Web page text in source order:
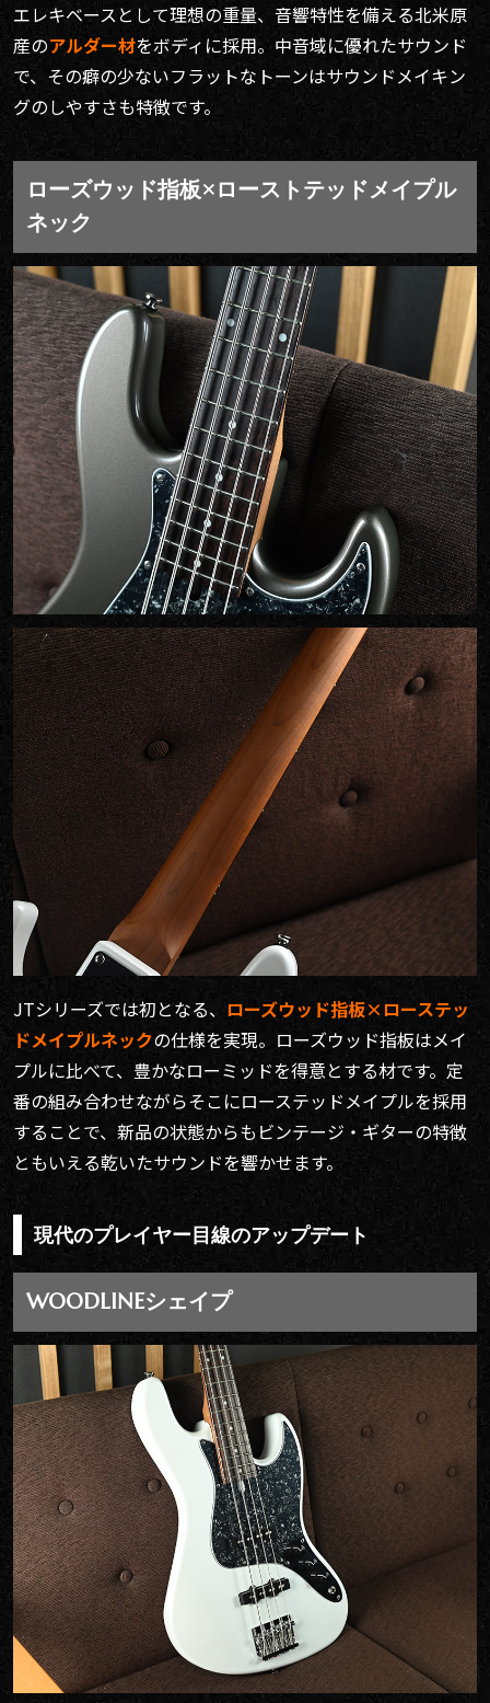
エレキベースとして理想の重量、音響特性を備える北米原
産のアルダー材をボディに採用。中音域に優れたサウンド
で、その癖の少ないフラットなトーンはサウンドメイキン
グのしやすさも特徴です。
ローズウッド指板×ローストテッドメイプル
ネック
JTシリーズでは初となる、 ローズウッド指板×ローステッ
ドメイプルネックの仕様を実現。ローズウッド指板はメイ
プルに比べて、豊かなローミッドを得意とする材です。定
番の組み合わせながらそこにローステッドメイプルを採用
することで、新品の状態からもビンテージ・ギターの特徴
ともいえる乾いたサウンドを響かせます。
現代のプレイヤー目線のアップデート
WOODLINEシェイプ